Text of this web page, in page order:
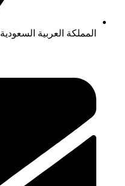
المملكة العربية السعودية